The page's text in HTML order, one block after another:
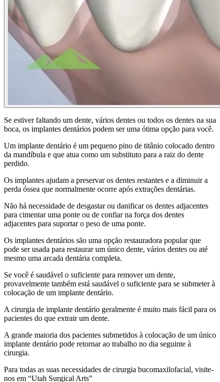
Se estiver faltando um dente, vários dentes ou todos os dentes na sua
boca, os implantes dentários podem ser uma ótima opção para você.
Um implante dentário é um pequeno pino de titânio colocado dentro
da mandíbula e que atua como um substituto para a raiz do dente
perdido.
Os implantes ajudam a preservar os dentes restantes e a diminuir a
perda óssea que normalmente ocorre após extrações dentárias.
Não há necessidade de desgastar ou danificar os dentes adjacentes
para cimentar uma ponte ou de confiar na força dos dentes
adjacentes para suportar o peso de uma ponte.
Os implantes dentários são uma opção restauradora popular que
pode ser usada para restaurar um único dente, vários dentes ou até
mesmo uma arcada dentária completa.
Se você é saudável o suficiente para remover um dente,
provavelmente também está saudável o suficiente para se submeter à
colocação de um implante dentário.
A cirurgia de implante dentário geralmente é muito mais fácil para os
pacientes do que extrair um dente.
A grande maioria dos pacientes submetidos à colocação de um único
implante dentário pode retornar ao trabalho no dia seguinte à
cirurgia.
Para todas as suas necessidades de cirurgia bucomaxilofacial, visite-
nos em “Utah Surgical Arts”